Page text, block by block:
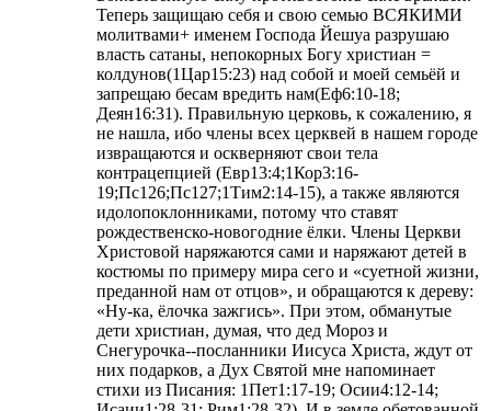
Теперь защищаю себя и свою семью ВСЯКИМИ
молитвами+ именем Господа Йешуа разрушаю
власть сатаны, непокорных Богу христиан =
колдунов(1Цар15:23) над собой и моей семьёй и
запрещаю бесам вредить нам(Еф6:10-18;
Деян16:31). Правильную церковь, к сожалению, я
не нашла, ибо члены всех церквей в нашем городе
извращаются и оскверняют свои тела
контрацепцией (Евр13:4;1Кор3:16-
19;Пс126;Пс127;1Тим2:14-15), а также являются
идолопоклонниками, потому что ставят
рождественско-новогодние ёлки. Члены Церкви
Христовой наряжаются сами и наряжают детей в
костюмы по примеру мира сего и «суетной жизни,
преданной нам от отцов», и обращаются к дереву:
«Ну-ка, ёлочка зажгись». При этом, обманутые
дети христиан, думая, что дед Мороз и
Снегурочка--посланники Иисуса Христа, ждут от
них подарков, а Дух Святой мне напоминает
стихи из Писания: 1Пет1:17-19; Осии4:12-14;